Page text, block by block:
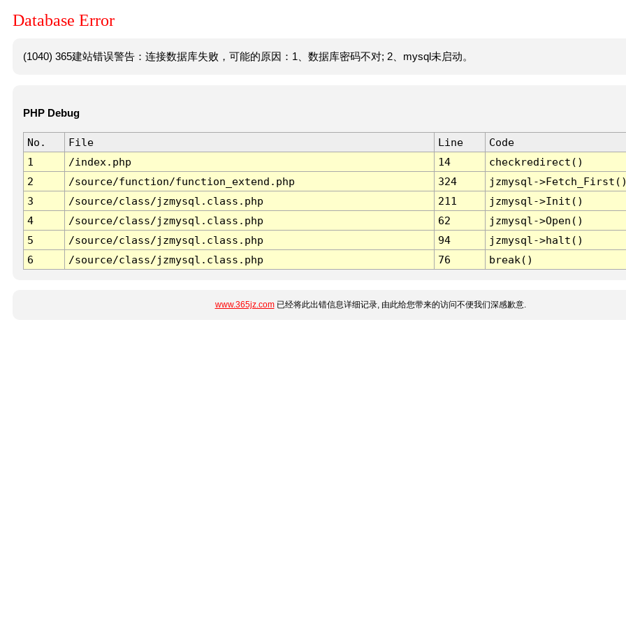
Database Error
(1040) 365建站错误警告：连接数据库失败，可能的原因：1、数据库密码不对; 2、mysql未启动。
PHP Debug
No. File Line
Code
1
/index.php 14
checkredirect()
2
/source/function/function_extend.php 324
jzmysql-
3
/source/class/jzmysql.class.php 211
jzmysql->Init()
4
/source/class/jzmysql.class.php 62
jzmysql->Open()
5
/source/class/jzmysql.class.php 94
jzmysql->halt()
6
/source/class/jzmysql.class.php 76 break()
www.365jz.com已经将此出错信息详细记录, 由此给您带来的访问不便我们深感歉意.